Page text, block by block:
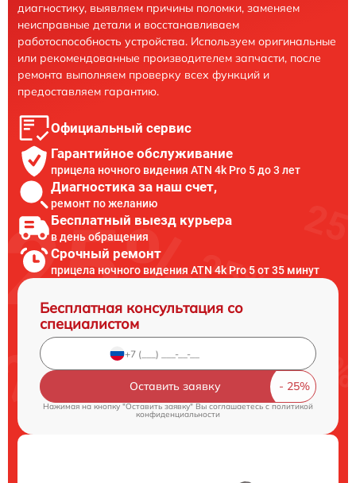
диагностику, выявляем причины поломки, заменяем
неисправные детали и восстанавливаем
работоспособность устройства. Используем оригинальные
или рекомендованные производителем запчасти, после
ремонта выполняем проверку всех функций и
предоставляем гарантию.
Официальный сервис
Гарантийное обслуживание
прицела ночного видения ATN 4k Pro 5 до 3 лет
Диагностика за наш счет,
ремонт по желанию
Бесплатный выезд курьера
в день обращения
Срочный ремонт
прицела ночного видения ATN 4k Pro 5 от 35 минут
Бесплатная консультация со
специалистом
Оставить заявку
Нажимая на кнопку "Оставить заявку" Вы соглашаетесь cполитикой
конфиденциальности